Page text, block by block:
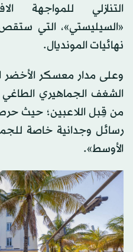
التنازلي للمواجهة
«السيليستي»، التي
نهائيات المونديال.
وعلى مدار معسكر الأخضر
الشغف الجماهيري الطاغي
من قِبل اللاعبين؛ حيث
رسائل وجدانية خاصة
الأوسط».